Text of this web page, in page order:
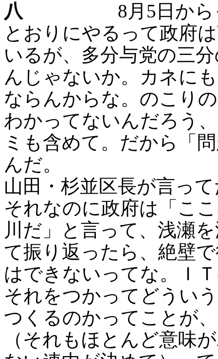
八 8月5日からって
とおりにやるって政府
いるが、多分与党の三
んじゃないか。カネに
ならんからな。のこり
わかってないんだろう
ミも含めて。だから「
んだ。
山田・杉並区長が言っ
それなのに政府は「こ
川だ」と言って、浅瀬
て振り返ったら、絶壁
はできないってな。Ｉ
それをつかってどうい
つくるのかってことが
（それもほとんど意味